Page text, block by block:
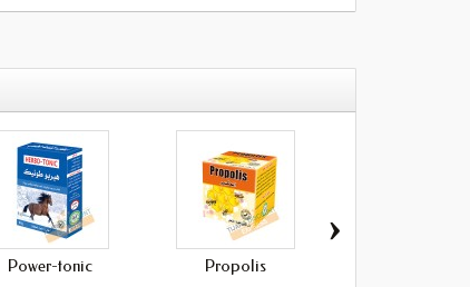
Power-tonic Propolis
›